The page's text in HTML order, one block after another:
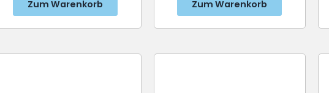
Zum Warenkorb Zum Warenkorb